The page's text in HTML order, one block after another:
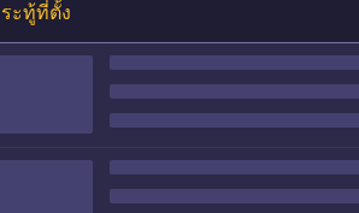
ะทู้ที่ตั้ง